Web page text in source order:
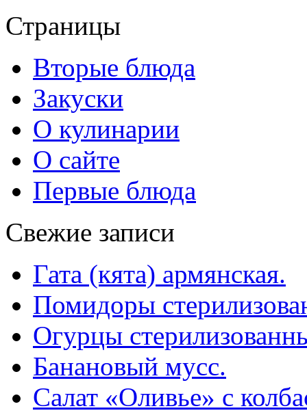
Страницы
Вторые блюда
Закуски
О кулинарии
О сайте
Первые блюда
Свежие записи
Гата (кята) армянская.
Помидоры
Огурцы
Банановый мусс.
Салат «Оливье» с